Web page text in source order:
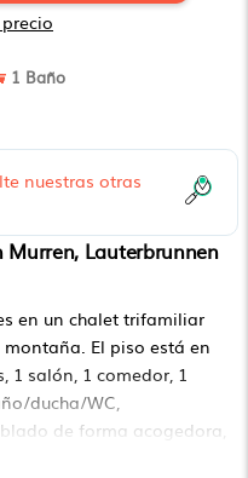
1 Baño
nuestras otras
Lauterbrunnen
en un chalet trifamiliar
El piso está en
1 salón, 1 comedor, 1
ducha/WC,
de forma acogedora,
el encanto del chalet